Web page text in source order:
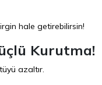
hale getirebilirsin!
Kurutma!
azaltır.